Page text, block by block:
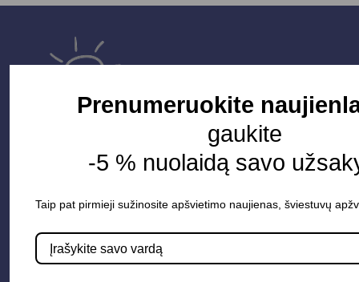
Parduotuvė
Apšvietimo sistemos
Elektros instaliacija
Prenumeruokite
gaukite
-5 % nuolaidą savo
Taip pat pirmieji sužinosite apšvietimo naujienas, šviestuvų